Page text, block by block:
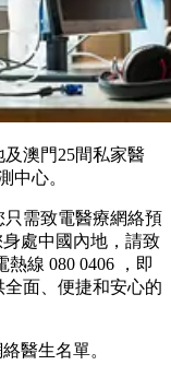
澳門25間私家醫
中心。
需致電醫療網絡預
身處中國內地，請致
熱線 080 0406 ，即
面、便捷和安心的
醫生名單。